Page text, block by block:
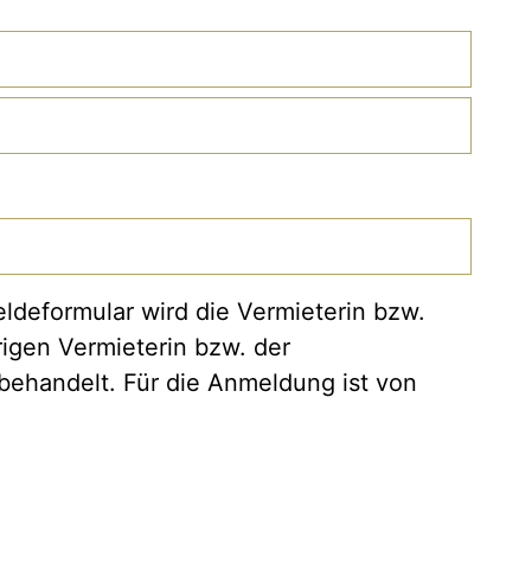
wird die Vermieterin bzw.
Vermieterin bzw. der
Für die Anmeldung ist von